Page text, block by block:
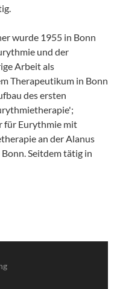
wurde 1955 in Bonn
und der
Arbeit als
Therapeutikum in Bonn
des ersten
für Eurythmie mit
an der Alanus
Seitdem tätig in